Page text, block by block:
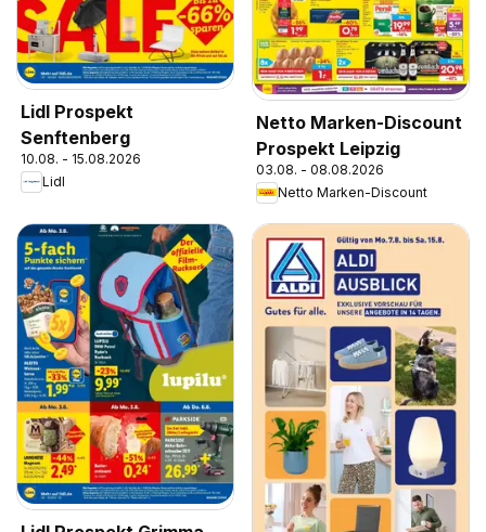
Lidl Prospekt
Senftenberg
10.08. - 15.08.2026
Lidl
Netto Marken-Discount
Prospekt Leipzig
03.08. - 08.08.2026
Netto Marken-Discount